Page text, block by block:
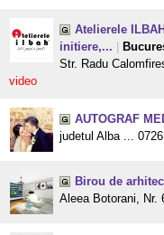
Atelierele
initiere,...
Str. Radu
video
AUTOGRAF
judetul Alba ...
Birou de
Aleea Botorani, Nr.